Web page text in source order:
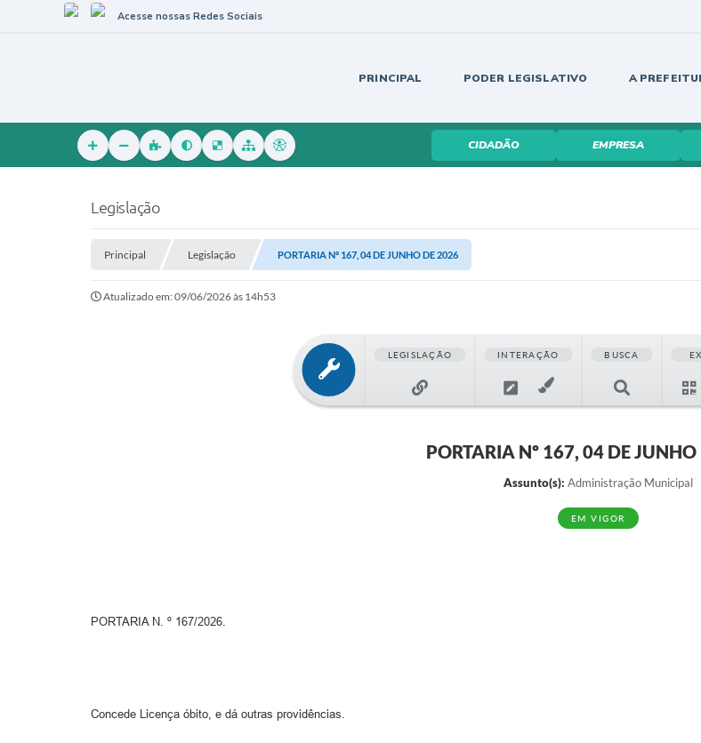
Acesse nossas Redes Sociais
PRINCIPAL PODER LEGISLATIVO A
CIDADÃO EMPRESA
Legislação
Principal Legislação PORTARIA Nº 167, 04 DE JUNHO DE 2026
Atualizado em: 09/06/2026 às 14h53
LEGISLAÇÃO INTERAÇÃO BUSCA
PORTARIA Nº 167, 04 DE
Assunto(s): Administração Municipal
EM VIGOR
PORTARIA N. º 167/2026.
Concede Licença óbito, e dá outras providências.